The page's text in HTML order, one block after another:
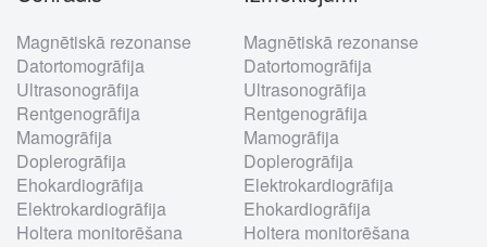
Footer
menu
Magnētiskā rezonanse
Datortomogrāfija
Ultrasonogrāfija
Rentgenogrāfija
Mamogrāfija
Doplerogrāfija
Ehokardiogrāfija
Elektrokardiogrāfija
Holtera monitorēšana
Magnētiskā rezonanse
Datortomogrāfija
Ultrasonogrāfija
Rentgenogrāfija
Mamogrāfija
Doplerogrāfija
Elektrokardiogrāfija
Ehokardiogrāfija
Holtera monitorēšana